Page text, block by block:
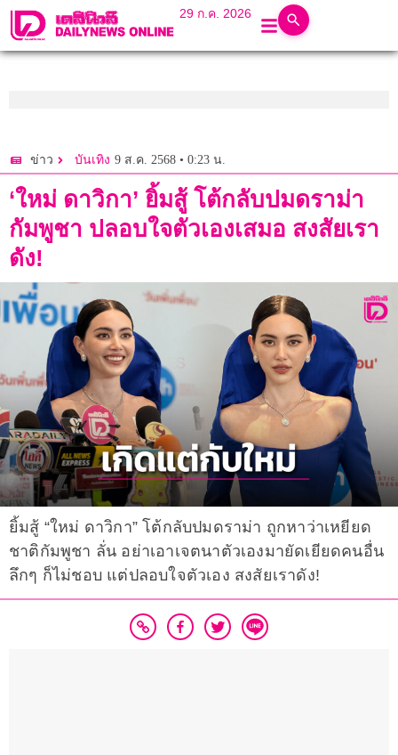
29 ก.ค. 2026
ข่าว บันเทิง 9 ส.ค. 2568 • 0:23 น.
‘ใหม่ ดาวิกา’ ยิ้มสู้ โต้กลับปมดราม่า
กัมพูชา ปลอบใจตัวเองเสมอ สงสัยเรา
ดัง!
ยิ้มสู้ “ใหม่ ดาวิกา” โต้กลับปมดราม่า ถูกหาว่าเหยียด
ชาติกัมพูชา ลั่น อย่าเอาเจตนาตัวเองมายัดเยียดคนอื่น
ลึกๆ ก็ไม่ชอบ แต่ปลอบใจตัวเอง สงสัยเราดัง!